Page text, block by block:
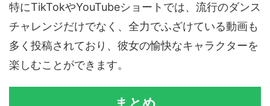
特にTikTokやYouTubeショートでは、流行のダンス
チャレンジだけでなく、全力でふざけている動画も
多く投稿されており、彼女の愉快なキャラクターを
楽しむことができます。